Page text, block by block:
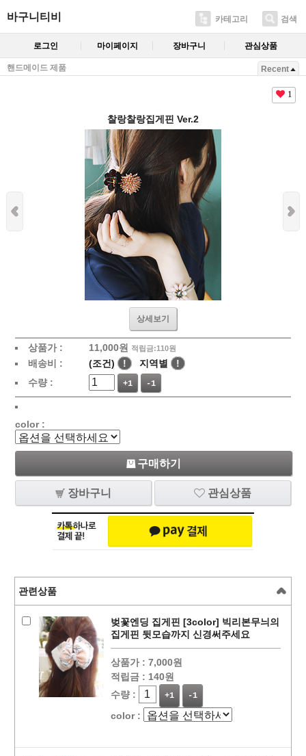
바구니티비 카테고리 검색
로그인 마이페이지 장바구니 관심상품
핸드메이드 제품 Recent
1
찰랑찰랑집게핀 Ver.2
상세보기
상품가 : 11,000원 적립금:110원
배송비 : (조건) ! 지역별
!
수량 :
+1 -1
color :
구매하기
장바구니 관심상품
관련상품
벚꽃엔딩 집게핀 [3color] 빅리본무늬의
집게핀 뒷모습까지 신경써주세요
상품가 : 7,000원
적립금 : 140원
수량 :
+1 -1
color :